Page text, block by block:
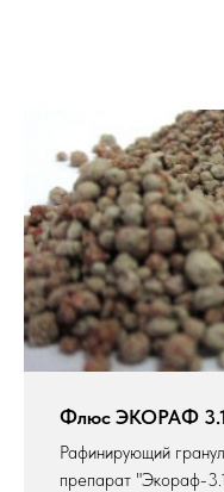
Флюс ЭКОРАФ
Рафинирующий
препарат "Экораф-